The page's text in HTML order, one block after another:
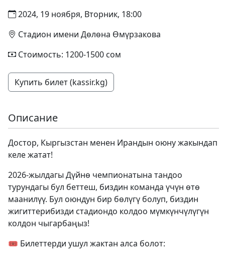
2024, 19 ноября, Вторник, 18:00
Стадион имени Дөлөна Өмүрзакова
Стоимость: 1200-1500 сом
Купить билет (kassir.kg)
Описание
Достор, Кыргызстан менен Ирандын оюну жакындап
келе жатат!
2026-жылдагы Дүйнө чемпионатына тандоо
турундагы бул беттеш, биздин команда үчүн өтө
маанилүү. Бул оюндун бир бөлүгү болуп, биздин
жигиттерибизди стадиондо колдоо мүмкүнчүлүгүн
колдон чыгарбаңыз!
🎟️ Билеттерди ушул жактан алса болот: